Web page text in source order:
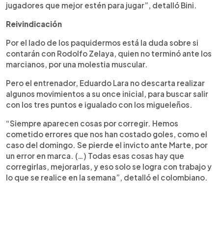
jugadores que mejor estén para jugar”, detalló Bini.
Reivindicación
Por el lado de los paquidermos está la duda sobre si
contarán con Rodolfo Zelaya, quien no terminó ante los
marcianos, por una molestia muscular.
Pero el entrenador, Eduardo Lara no descarta realizar
algunos movimientos a su once inicial, para buscar salir
con los tres puntos e igualado con los migueleños.
“Siempre aparecen cosas por corregir. Hemos
cometido errores que nos han costado goles, como el
caso del domingo. Se pierde el invicto ante Marte, por
un error en marca. (…) Todas esas cosas hay que
corregirlas, mejorarlas, y eso solo se logra con trabajo y
lo que se realice en la semana”, detalló el colombiano.